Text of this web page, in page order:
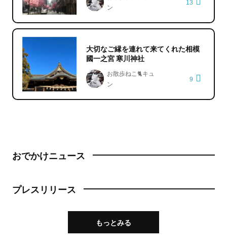
ン
13
大切なご縁を連れて来てくれた相模
國一之宮 寒川神社
お散歩ねこ🐈キュ
ン
9
おでかけニュース
プレスリリース
もっとみる